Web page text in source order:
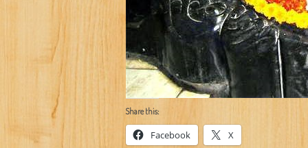
Share this:
Facebook X